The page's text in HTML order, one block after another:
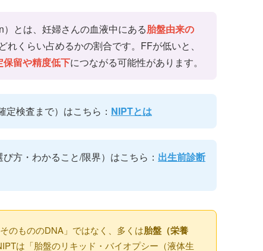
）とは、妊婦さんの血液中にある胎盤由来の
くらい占めるかの割合です。FFが低いと、
保留や精度低下につながる可能性があります。
検査まで）はこちら： NIPTとは
方・わかること/限界）はこちら： 出生前診断
のもののDNA」ではなく、多くは胎盤（栄養
は「胎盤のリキッド・バイオプシー（液体生